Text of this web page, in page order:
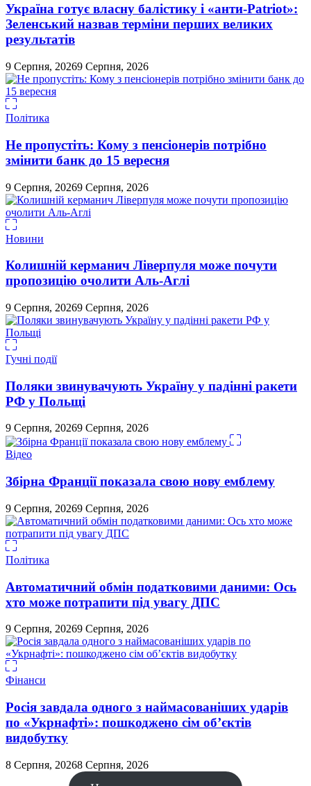
Україна готує власну балістику і «анти-Pаtriot»:
Зеленський назвав терміни перших великих
результатів
9 Серпня, 20269 Серпня, 2026
Політика
Не пропустіть: Кому з пенсіонерів потрібно
змінити банк до 15 вересня
9 Серпня, 20269 Серпня, 2026
Новини
Колишній керманич Ліверпуля може почути
пропозицію очолити Аль-Аглі
9 Серпня, 20269 Серпня, 2026
Гучні події
Поляки звинувачують Україну у падінні ракети
РФ у Польщі
9 Серпня, 20269 Серпня, 2026
Відео
Збірна Франції показала свою нову емблему
9 Серпня, 20269 Серпня, 2026
Політика
Автоматичний обмін податковими даними: Ось
хто може потрапити під увагу ДПС
9 Серпня, 20269 Серпня, 2026
Фінанси
Росія завдала одного з наймасованіших ударів
по «Укрнафті»: пошкоджено сім об’єктів
видобутку
8 Серпня, 20268 Серпня, 2026